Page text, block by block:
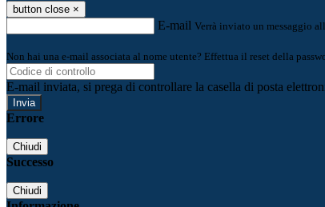
button close ×
E-mail Verrà inviato un messaggio
Non hai una e-mail associata al nome utente? Effettua il reset della
E-mail inviata, si prega di controllare la casella di posta
Errore
Chiudi
Successo
Chiudi